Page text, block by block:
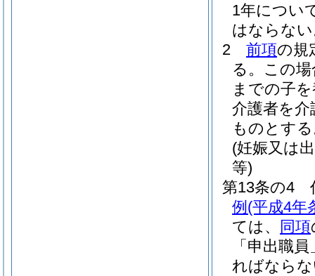
1年につい
はならな
2
前項の規
る。 この
までの子
介護者を
ものとす
(妊娠又は
等)
第13条の4
例 (平成4年
ては、
同項
「申出職
ればなら